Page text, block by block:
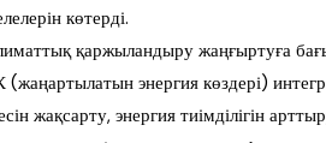
көтерді.
қаржыландыру жаңғыртуға
энергия көздері)
жақсарту, энергия тиімділігін